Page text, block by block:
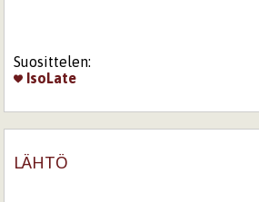
Suosittelen:
IsoLate
LÄHTÖ